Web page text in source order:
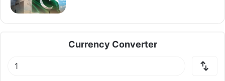
Currency Converter